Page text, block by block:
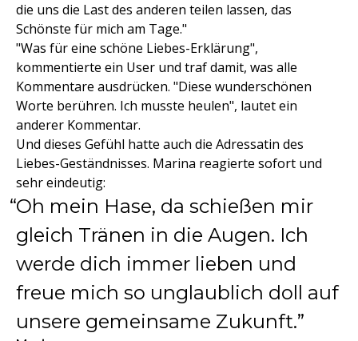
die uns die Last des anderen teilen lassen, das
Schönste für mich am Tage."
"Was für eine schöne Liebes-Erklärung",
kommentierte ein User und traf damit, was alle
Kommentare ausdrücken. "Diese wunderschönen
Worte berühren. Ich musste heulen", lautet ein
anderer Kommentar.
Und dieses Gefühl hatte auch die Adressatin des
Liebes-Geständnisses. Marina reagierte sofort und
sehr eindeutig:
Oh mein Hase, da schießen mir
gleich Tränen in die Augen. Ich
werde dich immer lieben und
freue mich so unglaublich doll auf
unsere gemeinsame Zukunft.